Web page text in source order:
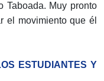
Taboada. Muy pronto
el mo­vimiento que él
ESTUDIANTES Y